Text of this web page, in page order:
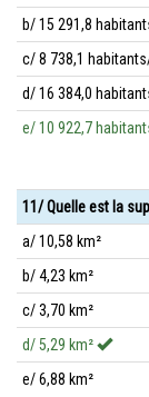
b/ 15 291,8
c/ 8 738,1
d/ 16 384,0
e/ 10 922,7
11/ Quelle est la
a/ 10,58 km²
b/ 4,23 km²
c/ 3,70 km²
d/ 5,29 km²
e/ 6,88 km²